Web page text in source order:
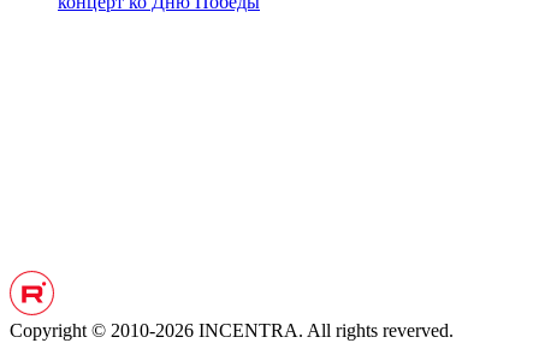
Copyright © 2010-2026 INCENTRA. All rights reverved.